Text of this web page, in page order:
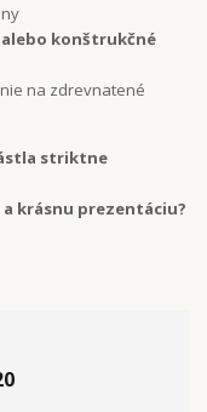
alebo konštrukčné
na zdrevnatené
striktne
krásnu prezentáciu?